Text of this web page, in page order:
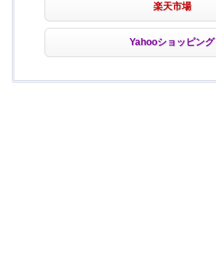
楽天市場
Yahooショッピング